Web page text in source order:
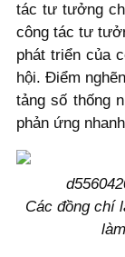
tác tư tưởng
công tác tư
phát triển của
hội. Điểm
tảng số thống
phản ứng
Các đồng chí